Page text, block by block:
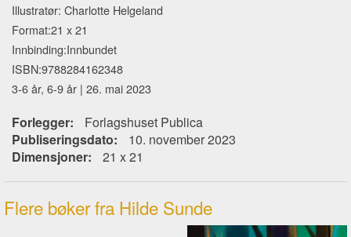
Illustratør: Charlotte Helgeland
Format:21 x 21
Innbinding:Innbundet
ISBN:9788284162348
3-6 år, 6-9 år | 26. mai 2023
Forlegger:
Forlagshuset Publica
Publiseringsdato:
10. november 2023
Dimensjoner:
21 x 21
Flere bøker fra Hilde Sunde